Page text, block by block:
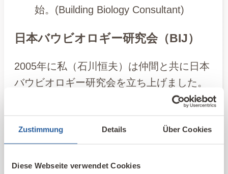
Zustimmung Details Über Cookies
Diese Webseite verwendet Cookies
始。(Building Biology Consultant)
日本バウビオロギー研究会（BIJ）
2005年に私（石川恒夫）は仲間と共に日本
バウビオロギー研究会を立ち上げました。
IBNの会議（2003年バート・エンドルフ）
や2010年ヴュルツブルクでのIBNとVB（バ
ウビオロギー協会）での会議でも講演を行
っており、また通信講座バウビオロギー
IBN（2011年）も受講されたバウビオロー